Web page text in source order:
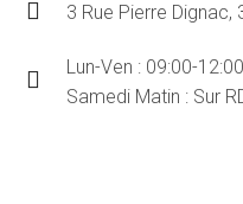
3 Rue Pierre
Lun-Ven : 09:00-
Samedi Matin : Sur